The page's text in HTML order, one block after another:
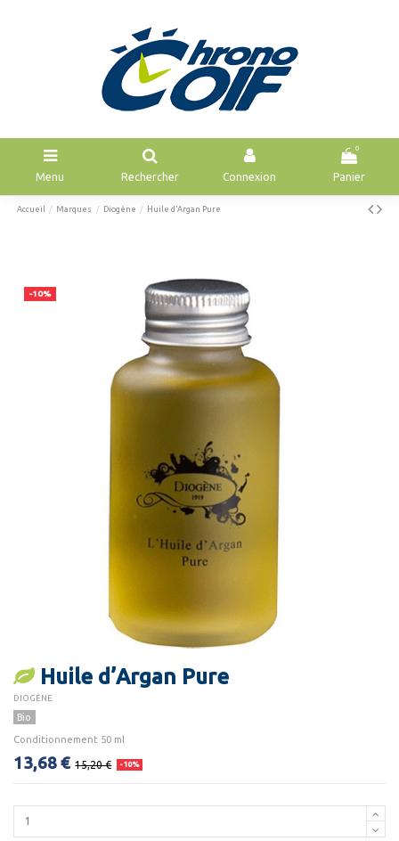
Menu Rechercher Connexion
0
Panier
Accueil Marques Diogène Huile d’Argan Pure
-10%
Huile d’Argan Pure
DIOGÈNE
Bio
Conditionnement 50 ml
13,68 € 15,20 € -10%